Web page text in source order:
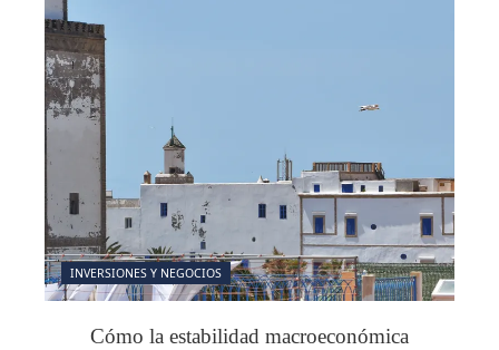
INVERSIONES Y NEGOCIOS
Cómo la estabilidad macroeconómica